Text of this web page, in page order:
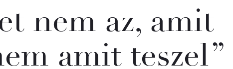
nem az, amit
amit teszel”